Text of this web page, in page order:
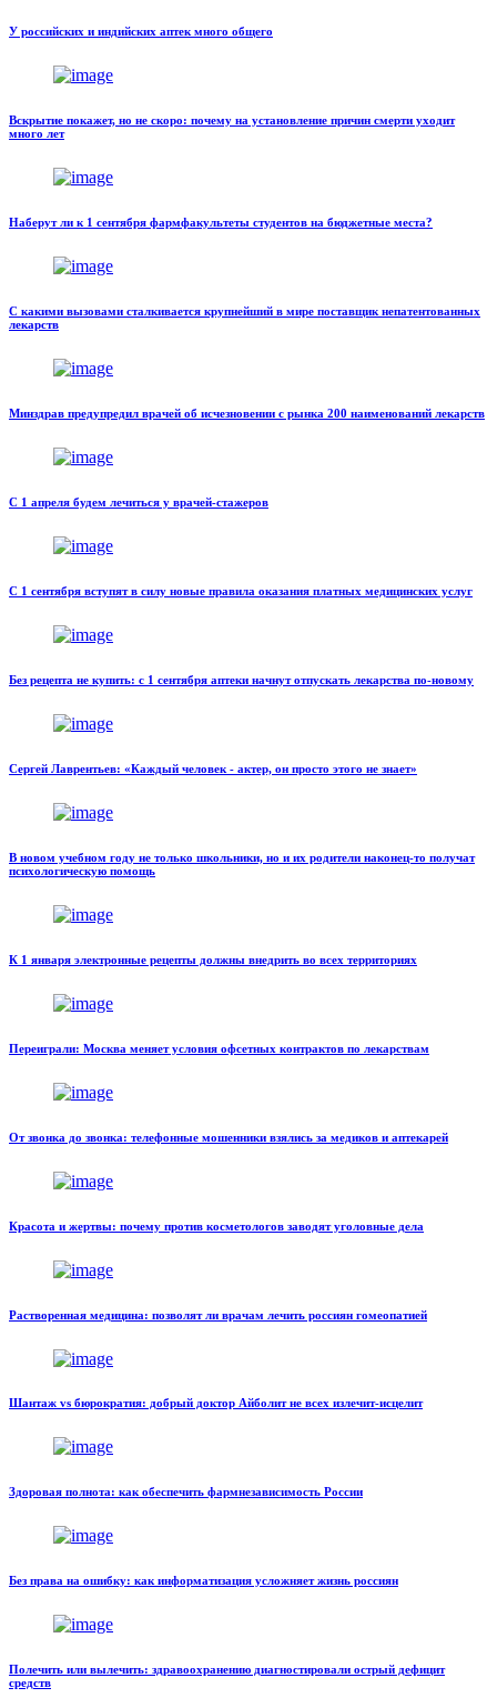
У российских и индийских аптек много общего
Вскрытие покажет, но не скоро: почему на установление причин смерти уходит
много лет
Наберут ли к 1 сентября фармфакультеты студентов на бюджетные места?
С какими вызовами сталкивается крупнейший в мире поставщик непатентованных
лекарств
Минздрав предупредил врачей об исчезновении с рынка 200 наименований лекарств
С 1 апреля будем лечиться у врачей-стажеров
С 1 сентября вступят в силу новые правила оказания платных медицинских услуг
Без рецепта не купить: с 1 сентября аптеки начнут отпускать лекарства по-новому
Сергей Лаврентьев: «Каждый человек - актер, он просто этого не знает»
В новом учебном году не только школьники, но и их родители наконец-то получат
психологическую помощь
К 1 января электронные рецепты должны внедрить во всех территориях
Переиграли: Москва меняет условия офсетных контрактов по лекарствам
От звонка до звонка: телефонные мошенники взялись за медиков и аптекарей
Красота и жертвы: почему против косметологов заводят уголовные дела
Растворенная медицина: позволят ли врачам лечить россиян гомеопатией
Шантаж vs бюрократия: добрый доктор Айболит не всех излечит-исцелит
Здоровая полнота: как обеспечить фармнезависимость России
Без права на ошибку: как информатизация усложняет жизнь россиян
Полечить или вылечить: здравоохранению диагностировали острый дефицит
средств